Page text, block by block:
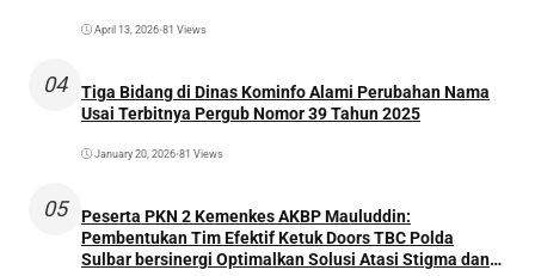
April 13, 2026•81 Views
04
Tiga Bidang di Dinas Kominfo Alami Perubahan Nama
Usai Terbitnya Pergub Nomor 39 Tahun 2025
January 20, 2026•81 Views
05
Peserta PKN 2 Kemenkes AKBP Mauluddin:
Pembentukan Tim Efektif Ketuk Doors TBC Polda
Sulbar bersinergi Optimalkan Solusi Atasi Stigma dan